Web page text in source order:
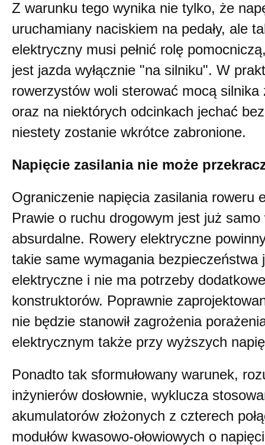
Z warunku tego wynika nie tylko, że
uruchamiany naciskiem na pedały, ale
elektryczny musi pełnić rolę
jest jazda wyłącznie "na silniku". W
rowerzystów woli sterować mocą
oraz na niektórych odcinkach jechać
niestety zostanie wkrótce zabronione.
Napięcie zasilania nie może
Ograniczenie napięcia zasilania roweru
Prawie o ruchu drogowym jest już
absurdalne. Rowery elektryczne
takie same wymagania bezpieczeństwa
elektryczne i nie ma potrzeby
konstruktorów. Poprawnie
nie będzie stanowił zagrożenia
elektrycznym także przy wyższych
Ponadto tak sformułowany warunek,
inżynierów dosłownie, wyklucza
akumulatorów złożonych z czterech
modułów kwasowo-ołowiowych o